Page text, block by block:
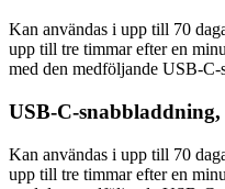
Kan användas i upp till 70
upp till tre timmar efter en
med den medföljande USB-C-
USB-C-
Kan användas i upp till 70
upp till tre timmar efter en